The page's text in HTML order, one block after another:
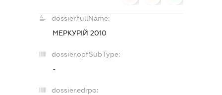
dossier.fullName:
МЕРКУРІЙ 2010
dossier.opfSubType:
-
dossier.edrpo: